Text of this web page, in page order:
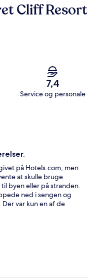
Cliff Resort
7,4
Service og personale
på Hotels.com, men
at skulle bruge
byen eller på stranden.
ned i sengen og
var kun en af de